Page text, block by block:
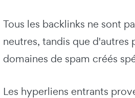
Tous les backlinks ne sont
neutres, tandis que
domaines de spam créés
Les hyperliens entrants